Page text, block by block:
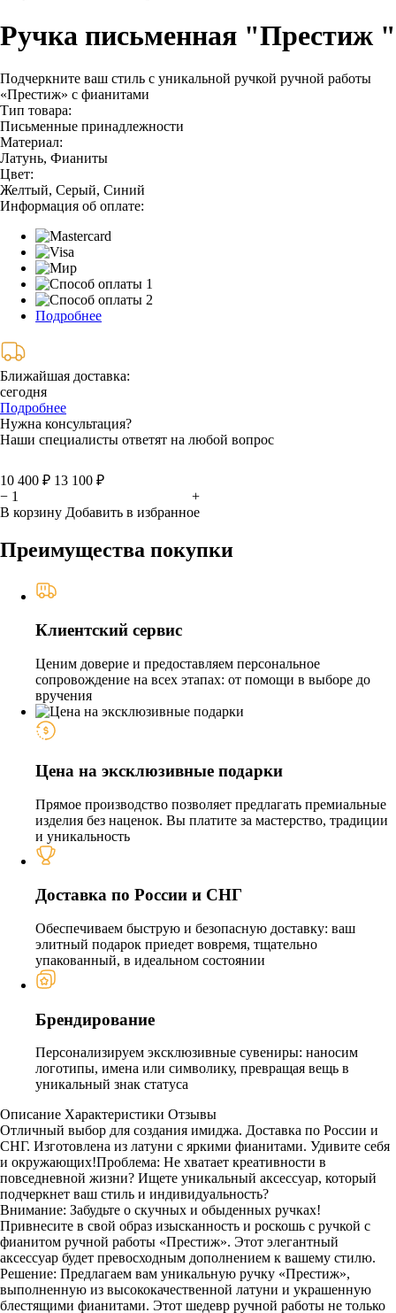
Ручка письменная "Престиж "
Подчеркните ваш стиль с уникальной ручкой ручной работы
«Престиж» с фианитами
Тип товара:
Письменные принадлежности
Материал:
Латунь, Фианиты
Цвет:
Желтый, Серый, Синий
Информация об оплате:
Подробнее
Ближайшая доставка:
сегодня
Подробнее
Нужна консультация?
Наши специалисты ответят на любой вопрос
10 400 ₽ 13 100 ₽
−
+
В корзину Добавить в избранное
Преимущества покупки
Клиентский сервис
Ценим доверие и предоставляем персональное
сопровождение на всех этапах: от помощи в выборе до
вручения
Цена на эксклюзивные подарки
Прямое производство позволяет предлагать премиальные
изделия без наценок. Вы платите за мастерство, традиции
и уникальность
Доставка по России и СНГ
Обеспечиваем быструю и безопасную доставку: ваш
элитный подарок приедет вовремя, тщательно
упакованный, в идеальном состоянии
Брендирование
Персонализируем эксклюзивные сувениры: наносим
логотипы, имена или символику, превращая вещь в
уникальный знак статуса
Описание Характеристики Отзывы
Отличный выбор для создания имиджа. Доставка по России и
СНГ. Изготовлена из латуни с яркими фианитами. Удивите себя
и окружающих!Проблема: Не хватает креативности в
повседневной жизни? Ищете уникальный аксессуар, который
подчеркнет ваш стиль и индивидуальность?
Внимание: Забудьте о скучных и обыденных ручках!
Привнесите в свой образ изысканность и роскошь с ручкой с
фианитом ручной работы «Престиж». Этот элегантный
аксессуар будет превосходным дополнением к вашему стилю.
Решение: Предлагаем вам уникальную ручку «Престиж»,
выполненную из высококачественной латуни и украшенную
блестящими фианитами. Этот шедевр ручной работы не только